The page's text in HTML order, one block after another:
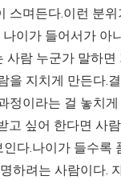
스며든다.이런 분
이가 들어서가 아
람 누군가 말하
을 지치게 만든다.
이라는 걸 놓치
고 싶어 한다면 사
다.나이가 들수
하려는 사람이다.